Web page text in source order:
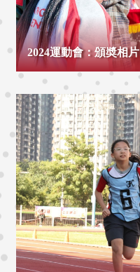
2024運動會：頒奬相片